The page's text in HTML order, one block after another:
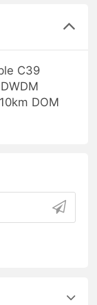
C39
DOM